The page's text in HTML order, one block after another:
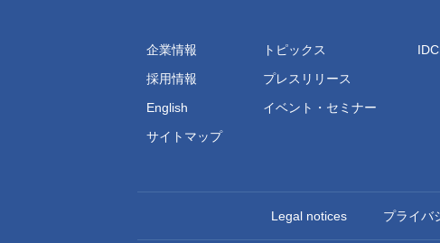
企業情報
採用情報
English
サイトマップ
トピックス
プレスリリース
イベント・セミナー
Legal notices プライバ